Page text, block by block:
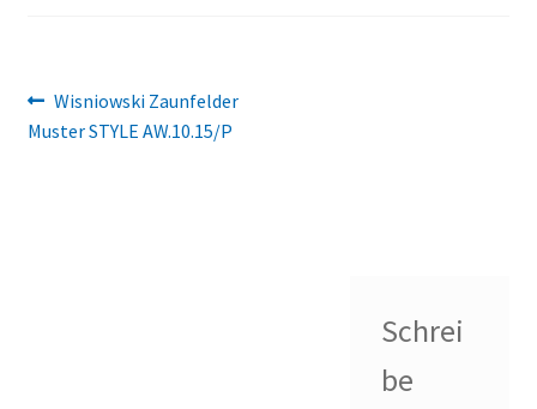
Beitragsnavigation
Vorheriger
Beitrag:
Wisniowski Zaunfelder
Muster STYLE AW.10.15/P
Schrei
be